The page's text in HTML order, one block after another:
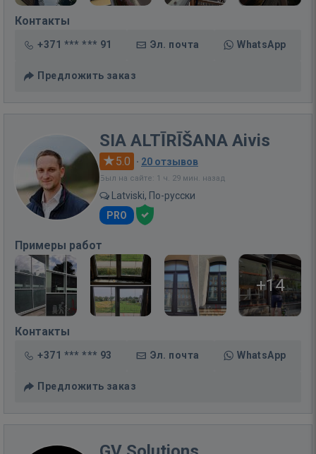
Контакты
+371 *** *** 91 Эл. почта WhatsApp
Предложить заказ
SIA ALTĪRĪŠANA Aivis
5.0 · 20 отзывов
Был на сайте: 1 ч. 29 мин. назад
Latviski, По-русски
PRO
Примеры работ
+14
Контакты
+371 *** *** 93 Эл. почта WhatsApp
Предложить заказ